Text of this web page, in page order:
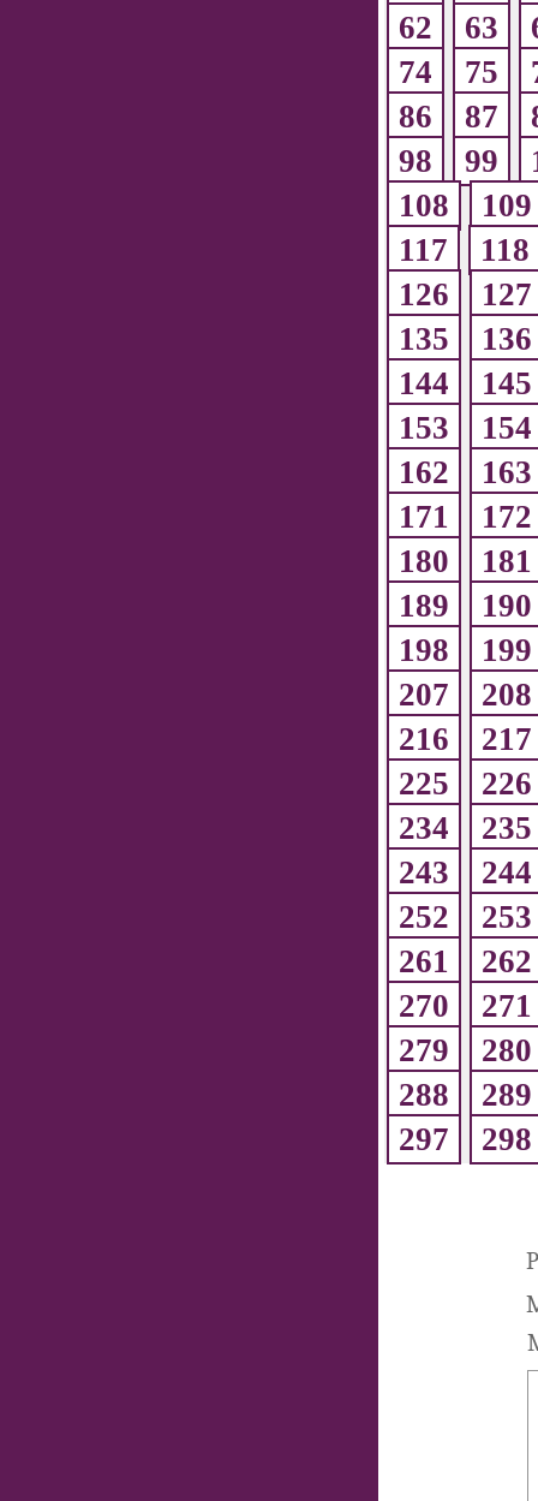
62
63
74
75
86
87
98
99
108
109
117
118
126
127
135
136
144
145
153
154
162
163
171
172
180
181
189
190
198
199
207
208
216
217
225
226
234
235
243
244
252
253
261
262
270
271
279
280
288
289
297
298